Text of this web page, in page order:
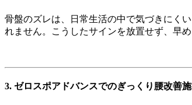
骨盤のズレは、日常生活の中で気づきにく
れません。こうしたサインを放置せず、早
3. ゼロスポアドバンスでのぎっくり腰改善